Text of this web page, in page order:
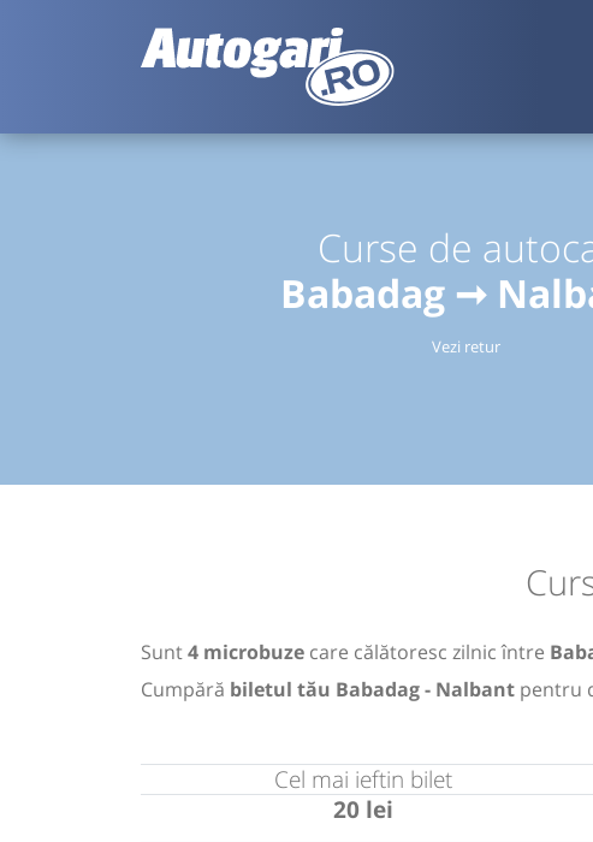
Curse de
Babadag ➞
Vezi retur
Sunt4 microbuze care călătoresc zilnic între
Cumpără biletul tău Babadag - Nalbant pentru
Cel mai ieftin bilet
20 lei